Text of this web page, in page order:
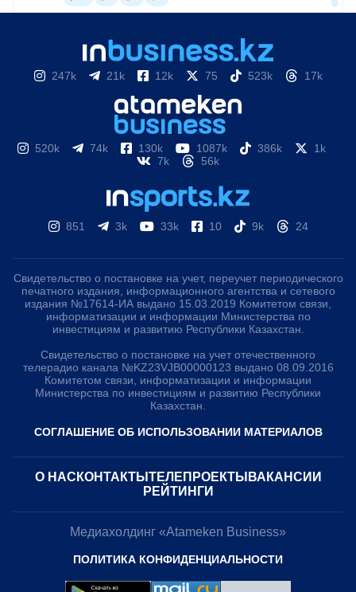
247k 21k 12k 75 523k 17k
520k 74k 130k 1087k 386k
1k
7k
56k
851 3k 33k 10 9k 24
Свидетельство о постановке на учет, переучет периодического
печатного издания, информационного агентства и сетевого
издания №17614-ИА выдано 15.03.2019 Комитетом связи,
информатизации и информации Министерства по
инвестициям и развитию Республики Казахстан.
Свидетельство о постановке на учет отечественного
телерадио канала №KZ23VJB00000123 выдано 08.09.2016
Комитетом связи, информатизации и информации
Министерства по инвестициям и развитию Республики
Казахстан.
СОГЛАШЕНИЕ ОБ ИСПОЛЬЗОВАНИИ МАТЕРИАЛОВ
О НАС КОНТАКТЫ ТЕЛЕПРОЕКТЫ ВАКАНСИИ
РЕЙТИНГИ
Медиахолдинг «Atameken Business»
ПОЛИТИКА КОНФИДЕНЦИАЛЬНОСТИ